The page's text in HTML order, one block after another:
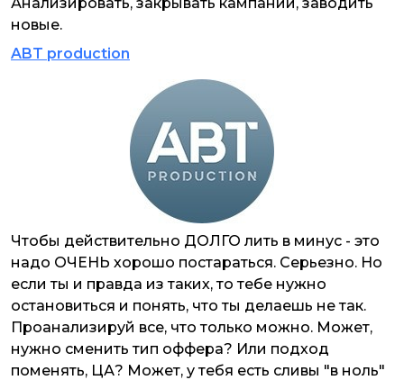
новые.
ABT production
Чтобы действительно ДОЛГО лить в минус - это
надо ОЧЕНЬ хорошо постараться. Серьезно. Но
если ты и правда из таких, то тебе нужно
остановиться и понять, что ты делаешь не так.
Проанализируй все, что только можно. Может,
нужно сменить тип оффера? Или подход
поменять, ЦА? Может, у тебя есть сливы "в ноль"